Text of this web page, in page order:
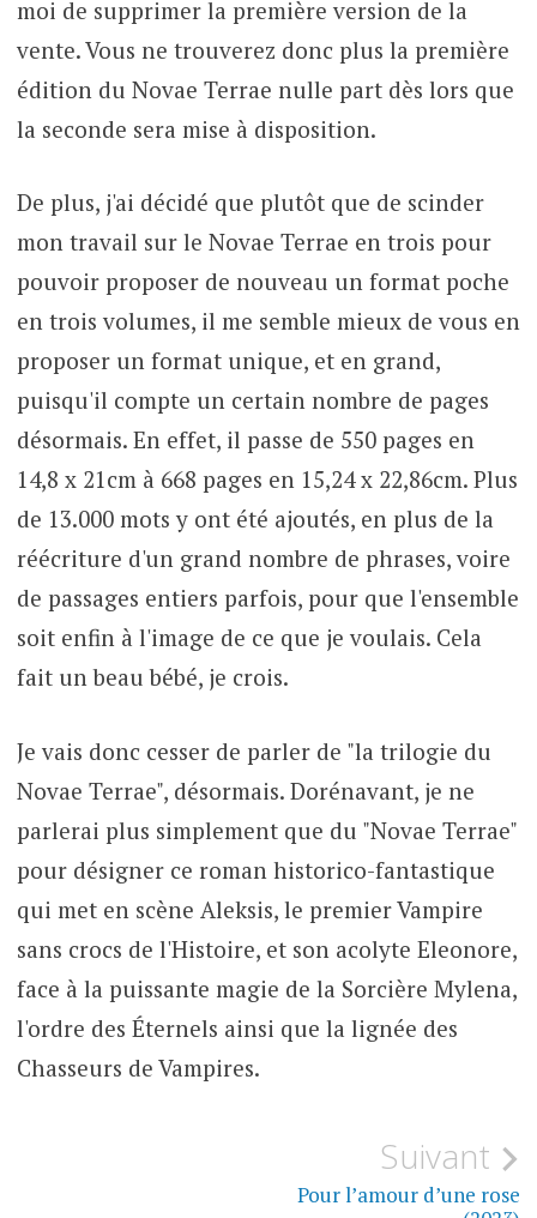
moi de supprimer la première version de la
vente. Vous ne trouverez donc plus la première
édition du Novae Terrae nulle part dès lors que
la seconde sera mise à disposition.
De plus, j'ai décidé que plutôt que de scinder
mon travail sur le Novae Terrae en trois pour
pouvoir proposer de nouveau un format poche
en trois volumes, il me semble mieux de vous en
proposer un format unique, et en grand,
puisqu'il compte un certain nombre de pages
désormais. En effet, il passe de 550 pages en
14,8 x 21cm à 668 pages en 15,24 x 22,86cm. Plus
de 13.000 mots y ont été ajoutés, en plus de la
réécriture d'un grand nombre de phrases, voire
de passages entiers parfois, pour que l'ensemble
soit enfin à l'image de ce que je voulais. Cela
fait un beau bébé, je crois.
Je vais donc cesser de parler de "la trilogie du
Novae Terrae", désormais. Dorénavant, je ne
parlerai plus simplement que du "Novae Terrae"
pour désigner ce roman historico-fantastique
qui met en scène Aleksis, le premier Vampire
sans crocs de l'Histoire, et son acolyte Eleonore,
face à la puissante magie de la Sorcière Mylena,
l'ordre des Éternels ainsi que la lignée des
Chasseurs de Vampires.
Suivant
Pour l’amour d’une rose